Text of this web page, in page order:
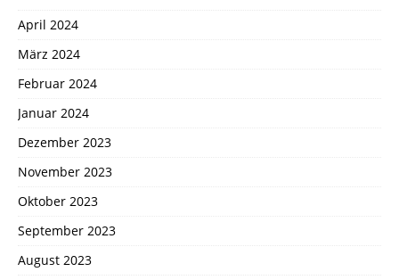
April 2024
März 2024
Februar 2024
Januar 2024
Dezember 2023
November 2023
Oktober 2023
September 2023
August 2023